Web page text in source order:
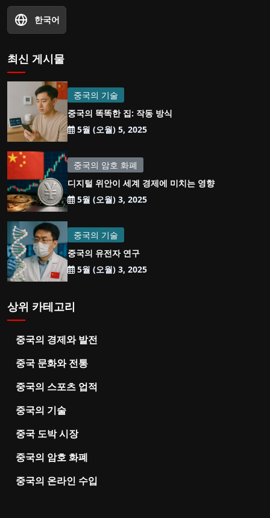
한국어
최신 게시물
중국의 기술
중국의 똑똑한 집: 작동 방식
5월 (오월) 5, 2025
중국의 암호 화폐
디지털 위안이 세계 경제에 미치는 영향
5월 (오월) 3, 2025
중국의 기술
중국의 유전자 연구
5월 (오월) 3, 2025
상위 카테고리
중국의 경제와 발전
중국 문화와 전통
중국의 스포츠 업적
중국의 기술
중국 도박 시장
중국의 암호 화폐
중국의 온라인 수입